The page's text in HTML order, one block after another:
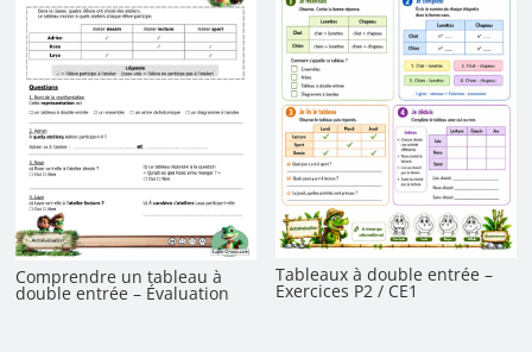
Comprendre un tableau à
double entrée – Évaluation
Tableaux à double entrée –
Exercices P2 / CE1